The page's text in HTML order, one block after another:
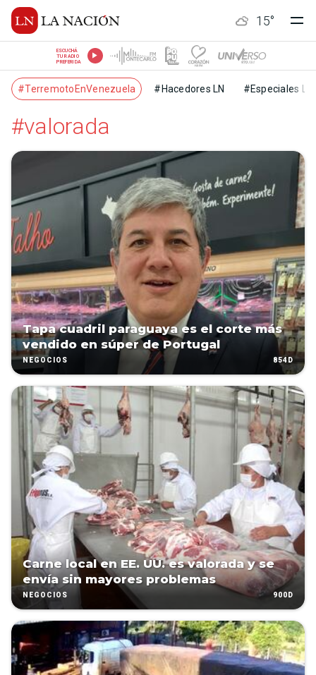
15°
ESCUCHÁ
TU RADIO
PREFERIDA
#TerremotoEnVenezuela #Hacedores LN #Especiales LN
#valorada
Tapa cuadril paraguaya es el corte más
vendido en súper de Portugal
NEGOCIOS 854D
Carne local en EE. UU. es valorada y se
envía sin mayores problemas
NEGOCIOS 900D